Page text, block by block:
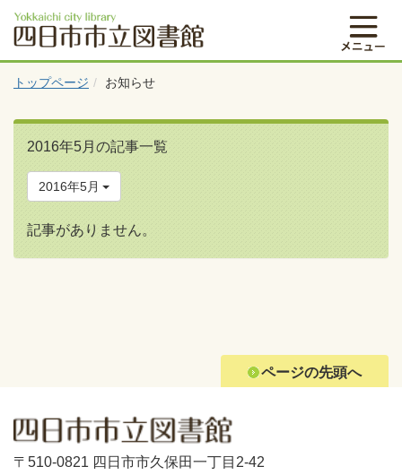
トップページ お知らせ
2016年5月の記事一覧
2016年5月
記事がありません。
ページの先頭へ
〒510-0821 四日市市久保田一丁目2-42